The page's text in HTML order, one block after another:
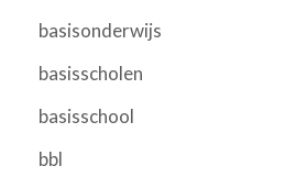
basisonderwijs
basisscholen
basisschool
bbl